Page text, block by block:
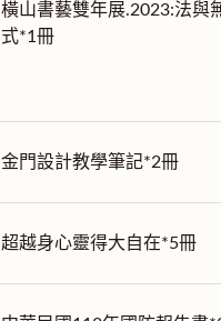
橫山書藝雙年展.2023:法與
式*1冊
金門設計教學筆記*2冊
超越身心靈得大自在*5冊